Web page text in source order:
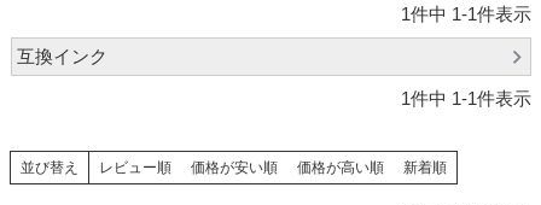
1件中 1-1件表示
互換インク
1件中 1-1件表示
並び替え レビュー順 価格が安い順 価格が高い順 新着順